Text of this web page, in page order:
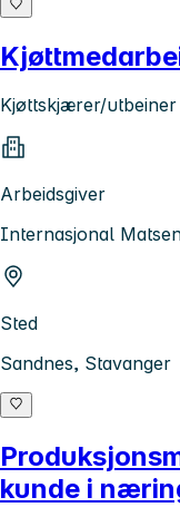
Kjøttskjærer/utbeiner
Arbeidsgiver
Internasjonal
Sted
Sandnes, Stavanger
kunde i